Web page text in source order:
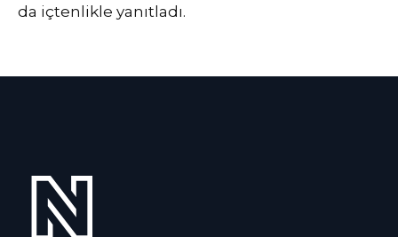
da içtenlikle yanıtladı.